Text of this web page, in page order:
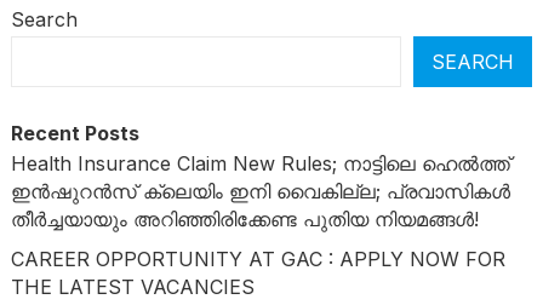
Search
SEARCH
Recent Posts
Health Insurance Claim New Rules; നാട്ടിലെ ഹെൽത്ത്
ഇൻഷുറൻസ് ക്ലെയിം ഇനി വൈകില്ല; പ്രവാസികൾ
തീർച്ചയായും അറിഞ്ഞിരിക്കേണ്ട പുതിയ നിയമങ്ങൾ!
CAREER OPPORTUNITY AT GAC : APPLY NOW FOR
THE LATEST VACANCIES